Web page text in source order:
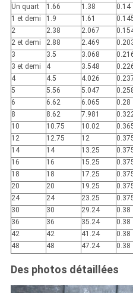
Un quart
1.66 1.38 0.14
1 et demi
1.9 1.61
2
2.38 2.067
2 et demi
2.88 2.469
3
3.5 3.068
3 et demi
4 3.548
4
4.5 4.026
5
5.56 5.047
6
6.62 6.065 0.28
8
8.62 7.981
10
10.75 10.02
12
12.75 12
14
14 13.25
16
16 15.25
18
18 17.25
20
20 19.25
24
24 23.25
30
30 29.24 0.38
36
36 35.24 0.38
42
42 41.24 0.38
48
48 47.24 0.38
Des photos détaillées